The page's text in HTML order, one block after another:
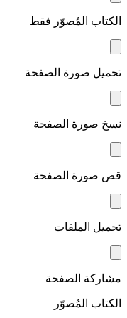
الكتاب المُصوّر فقط
تحميل صورة الصفحة
نسخ صورة الصفحة
قص صورة الصفحة
تحميل الملفات
مشاركة الصفحة
الكتاب المُصوّر